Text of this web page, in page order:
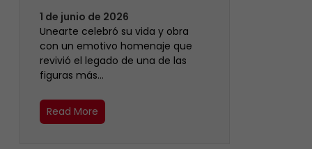
1 de junio de 2026
Unearte celebró su vida y obra
con un emotivo homenaje que
revivió el legado de una de las
figuras más…
Read More